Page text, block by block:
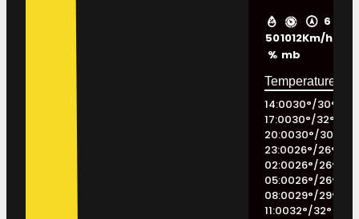
50
%
1012
mb
6
Km/h
14:0030°/30°
17:0030°/32°
20:0030°/30
23:0026°/26°
02:0026°/26°
05:0026°/26°
08:0029°/29°
11:0032°/32°